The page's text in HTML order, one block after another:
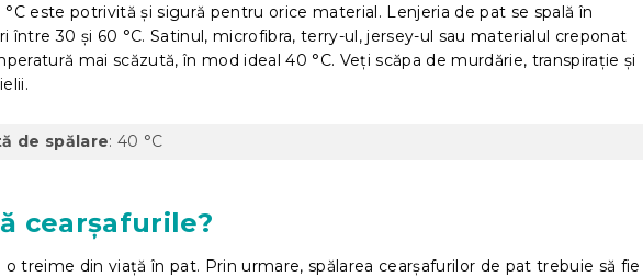
°C este potrivită și sigură pentru orice material. Lenjeria de pat se spală în
între 30 și 60 °C. Satinul, microfibra, terry-ul, jersey-ul sau materialul creponat
mai scăzută, în mod ideal 40 °C. Veți scăpa de murdărie, transpirație și
de spălare: 40 °C
cearșafurile?
treime din viață în pat. Prin urmare, spălarea cearșafurilor de pat trebuie să fie